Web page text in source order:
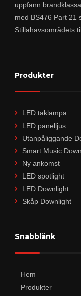
uppfann
med BS476 Part 21
Stillahavsområdets
Produkter
LED taklampa
LED panelljus
Utanpåliggande
Smart Music
Ny ankomst
LED spotlight
LED Downlight
Skåp Downlight
Snabblänk
Hem
Produkter